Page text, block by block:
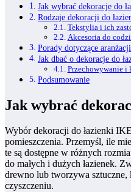
Jak wybrać dekoracje do
Rodzaje dekoracji do
Tekstylia i ich
Akcesoria do
Porady dotyczące
Jak dbać o dekoracje do
Przechowywanie i
Podsumowanie
Jak wybrać
Wybór dekoracji do łazienki
pomieszczenia. Przemyśl, ile
te są dostępne w różnych
do małych i dużych łazienek.
drewno lub tworzywa sztuczne,
czyszczeniu.